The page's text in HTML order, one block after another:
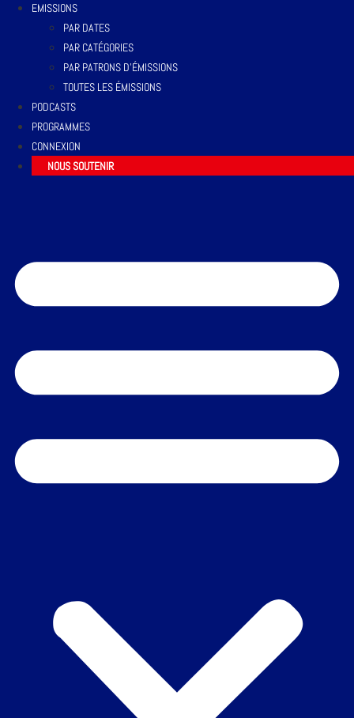
EMISSIONS
PAR DATES
PAR CATÉGORIES
PAR PATRONS D’ÉMISSIONS
TOUTES LES ÉMISSIONS
PODCASTS
PROGRAMMES
CONNEXION
NOUS SOUTENIR